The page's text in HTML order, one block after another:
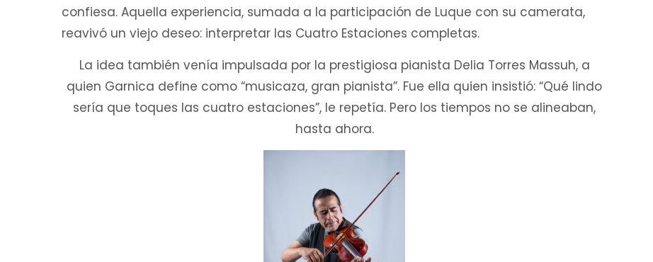
confiesa. Aquella experiencia, sumada a la participación de Luque con su camerata,
reavivó un viejo deseo: interpretar las Cuatro Estaciones completas.
La idea también venía impulsada por la prestigiosa pianista Delia Torres Massuh, a
quien Garnica define como “musicaza, gran pianista”. Fue ella quien insistió: “Qué lindo
sería que toques las cuatro estaciones”, le repetía. Pero los tiempos no se alineaban,
hasta ahora.